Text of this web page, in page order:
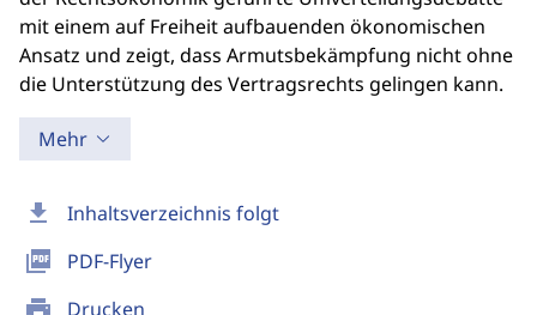
download Inhaltsverzeichnis folgt
picture_as_pdf PDF-Flyer
print Drucken
mit einem auf Freiheit aufbauenden ökonomischen
Ansatz und zeigt, dass Armutsbekämpfung nicht ohne
die Unterstützung des Vertragsrechts gelingen kann.
Mehr